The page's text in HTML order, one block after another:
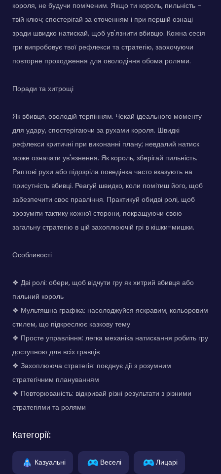
короля, не будучи поміченим. Якщо ти король, пильність -
твій ключ; спостерігай за оточенням і при першій ознаці
зради швидко натискай, щоб ув'язнити вбивцю. Кожна сесія
гри випробовує твої рефлекси та стратегію, заохочуючи
повторне проходження для оволодіння обома ролями.
Поради та хитрощі
Як вбивця, оволодій терпінням. Чекай ідеального моменту
для удару, спостерігаючи за рухами короля. Швидкі
рефлекси критичні при виконанні плану; невдалий натиск
може означати ув'язнення. Як король, зберігай пильність.
Раптові рухи або підозріла поведінка часто вказують на
присутність вбивці. Реагуй швидко, коли помітиш його, щоб
забезпечити своє правління. Практикуй обидві ролі, щоб
зрозуміти тактику кожної сторони, покращуючи свою
загальну стратегію в цій захоплюючій грі в кішки-мишки.
Особливості
❖ Дві ролі: обери, щоб відчути гру як хитрий вбивця або
пильний король
❖ Мультяшна графіка: насолоджуйся яскравим, кольоровим
стилем, що підкреслює казкову тему
❖ Просте управління: легка механіка натискання робить гру
доступною для всіх гравців
❖ Захоплююча стратегія: поєднує дії з розумним
стратегічним плануванням
❖ Повторюваність: відкривай різні результати з різними
стратегіями та ролями
Категорії:
Казуальні Веселі Лицарі